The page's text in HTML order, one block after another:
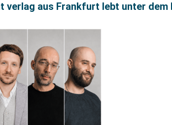
verlag aus Frankfurt lebt unter dem